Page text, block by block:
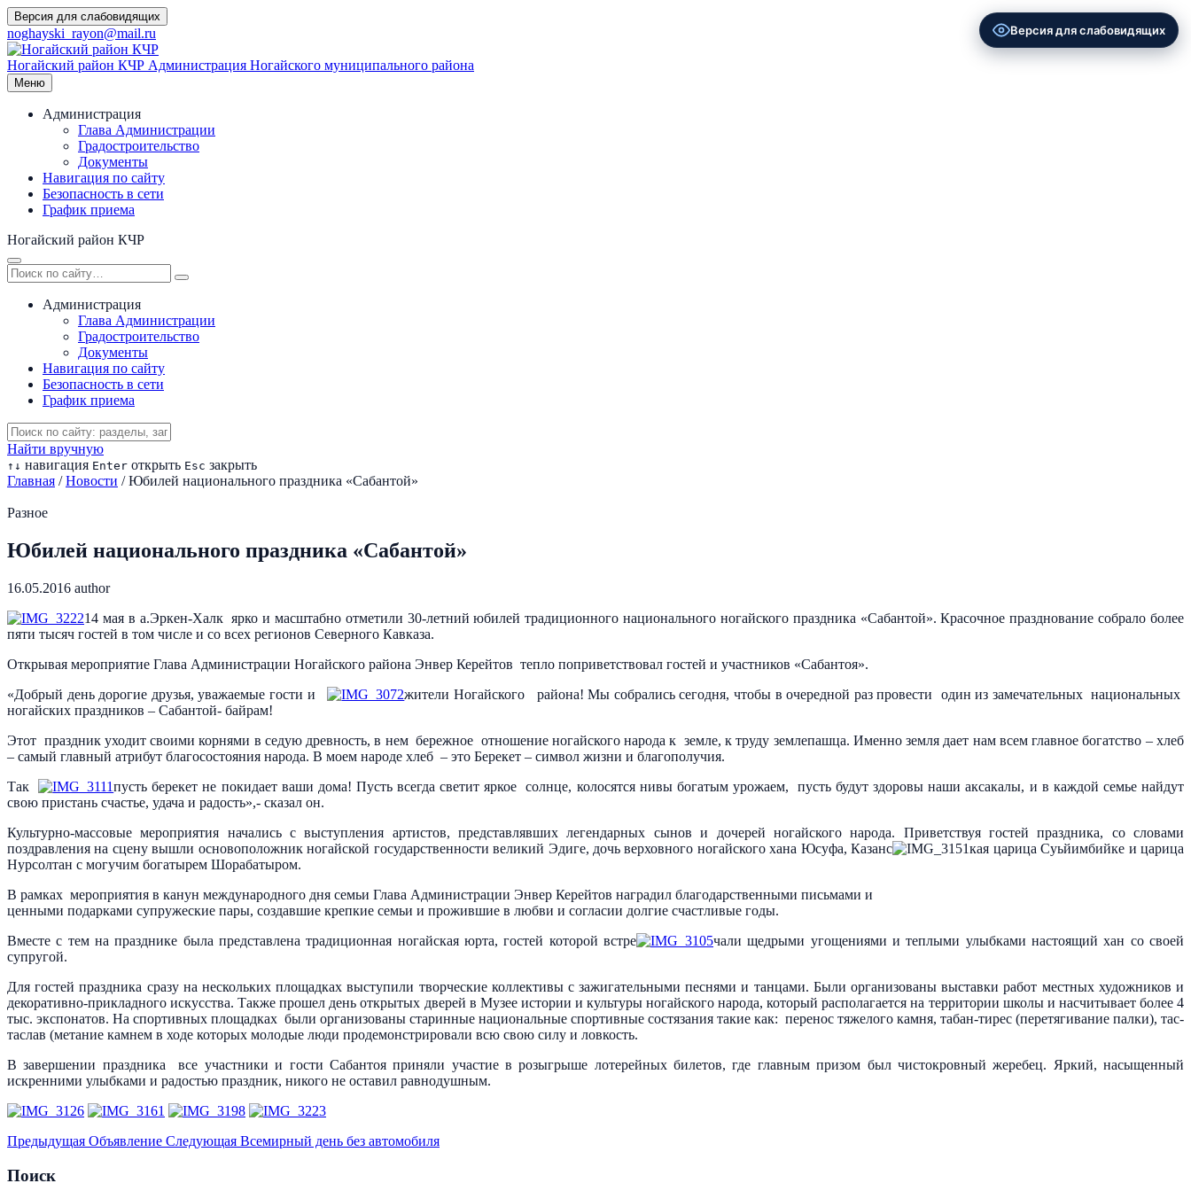
Перейти
к
содержимому
Версия для слабовидящих
noghayski_rayon@mail.ru
Ногайский район КЧР Администрация Ногайского муниципального района
Меню
Администрация
Глава Администрации
Градостроительство
Документы
Навигация по сайту
Безопасность в сети
График приема
Ногайский район КЧР
Администрация
Глава Администрации
Градостроительство
Документы
Навигация по сайту
Безопасность в сети
График приема
Найти вручную
↑ ↓ навигация Enter открыть Esc закрыть
Главная / Новости / Юбилей национального праздника «Сабантой»
Разное
Юбилей национального праздника «Сабантой»
16.05.2016 author
14 мая в а.Эркен-Халк ярко и масштабно отметили 30-летний юбилей традиционного национального ногайского праздника «Сабантой». Красочное празднование собрало более
пяти тысяч гостей в том числе и со всех регионов Северного Кавказа.
Открывая мероприятие Глава Администрации Ногайского района Энвер Керейтов тепло поприветствовал гостей и участников «Сабантоя».
«Добрый день дорогие друзья, уважаемые гости и
жители Ногайского района! Мы собрались сегодня, чтобы в очередной раз провести один из замечательных национальных
ногайских праздников – Сабантой- байрам!
Этот праздник уходит своими корнями в седую древность, в нем бережное отношение ногайского народа к земле, к труду землепашца. Именно земля дает нам всем главное богатство – хлеб
– самый главный атрибут благосостояния народа. В моем народе хлеб – это Берекет – символ жизни и благополучия.
Так
пусть берекет не покидает ваши дома! Пусть всегда светит яркое солнце, колосятся нивы богатым урожаем, пусть будут здоровы наши аксакалы, и в каждой семье найдут
свою пристань счастье, удача и радость»,- сказал он.
Культурно-массовые мероприятия начались с выступления артистов, представлявших легендарных сынов и дочерей ногайского народа. Приветствуя гостей праздника, со словами
поздравления на сцену вышли основоположник ногайской государственности великий Эдиге, дочь верховного ногайского хана Юсуфа, Казанс
кая царица Суьйимбийке и царица
Нурсолтан с могучим богатырем Шорабатыром.
В рамках мероприятия в канун международного дня семьи Глава Администрации Энвер Керейтов наградил благодарственными письмами и
ценными подарками супружеские пары, создавшие крепкие семьи и прожившие в любви и согласии долгие счастливые годы.
Вместе с тем на празднике была представлена традиционная ногайская юрта, гостей которой встре
чали щедрыми угощениями и теплыми улыбками настоящий хан со своей
супругой.
Для гостей праздника сразу на нескольких площадках выступили творческие коллективы с зажигательными песнями и танцами. Были организованы выставки работ местных художников и
декоративно-прикладного искусства. Также прошел день открытых дверей в Музее истории и культуры ногайского народа, который располагается на территории школы и насчитывает более 4
тыс. экспонатов. На спортивных площадках были организованы старинные национальные спортивные состязания такие как: перенос тяжелого камня, табан-тирес (перетягивание палки), тас-
таслав (метание камнем в ходе которых молодые люди продемонстрировали всю свою силу и ловкость.
В завершении праздника все участники и гости Сабантоя приняли участие в розыгрыше лотерейных билетов, где главным призом был чистокровный жеребец. Яркий, насыщенный
искренними улыбками и радостью праздник, никого не оставил равнодушным.
Предыдущая Объявление Следующая Всемирный день без автомобиля
Поиск
Версия для слабовидящих